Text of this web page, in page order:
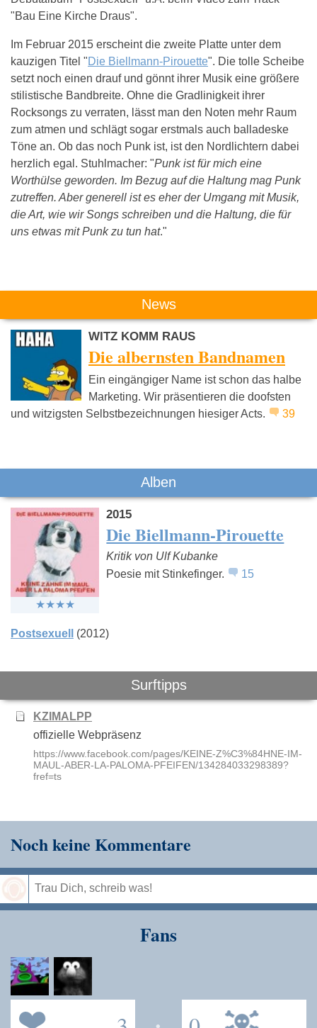
"Bau Eine Kirche Draus".
Im Februar 2015 erscheint die zweite Platte unter dem
kauzigen Titel "Die Biellmann-Pirouette". Die tolle Scheibe
setzt noch einen drauf und gönnt ihrer Musik eine größere
stilistische Bandbreite. Ohne die Gradlinigkeit ihrer
Rocksongs zu verraten, lässt man den Noten mehr Raum
zum atmen und schlägt sogar erstmals auch balladeske
Töne an. Ob das noch Punk ist, ist den Nordlichtern dabei
herzlich egal. Stuhlmacher: "Punk ist für mich eine
Worthülse geworden. Im Bezug auf die Haltung mag Punk
zutreffen. Aber generell ist es eher der Umgang mit Musik,
die Art, wie wir Songs schreiben und die Haltung, die für
uns etwas mit Punk zu tun hat."
Das könnte Dich auch interessieren:
Slime
Gisbert zu
Messer
News
WITZ KOMM RAUS
Die albernsten Bandnamen
Ein eingängiger Name ist schon das halbe
Marketing. Wir präsentieren die doofsten
und witzigsten Selbstbezeichnungen hiesiger Acts.
39
Alben
2015
Die Biellmann-Pirouette
Kritik von Ulf Kubanke
Poesie mit Stinkefinger.
15
Postsexuell (2012)
Surftipps
KZIMALPP
offizielle Webpräsenz
https://www.facebook.com/pages/KEINE-Z%C3%84HNE-IM-
MAUL-ABER-LA-PALOMA-PFEIFEN/134284033298389?
fref=ts
Noch keine Kommentare
Fans